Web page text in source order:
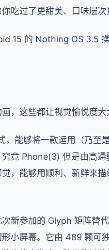
吃过了更甜美、口味层
15 的 Nothing OS 3.5
，这些都让视觉愉悦度大
，能够将一款运用（乃至
竟 Phone(3) 但是由高
，能够用顺利、新鲜来描
新参加的 Glyph 矩阵
小屏幕。它由 489 颗可